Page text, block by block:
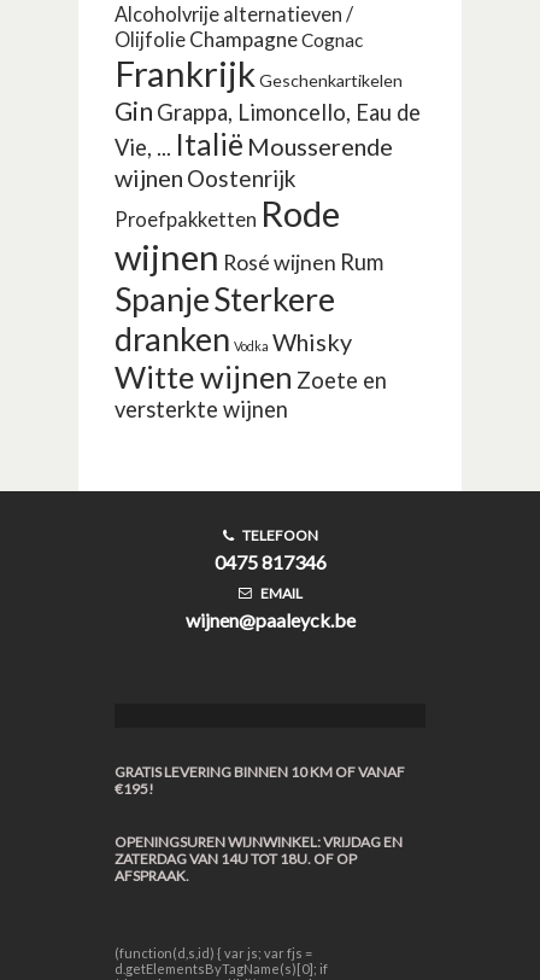
Alcoholvrije alternatieven /
Olijfolie ChampagneCognac
Frankrijk Geschenkartikelen
Gin Grappa, Limoncello, Eau de
Vie, ... Italië Mousserende
wijnen Oostenrijk
Proefpakketten Rode
wijnen Rosé wijnen Rum
SpanjeSterkere
dranken Vodka Whisky
Witte wijnen Zoete en
versterkte wijnen
TELEFOON
0475 817346
EMAIL
wijnen@paaleyck.be
GRATIS LEVERING BINNEN 10 KM OF VANAF
€195!
OPENINGSUREN WIJNWINKEL: VRIJDAG EN
ZATERDAG VAN 14U TOT 18U. OF OP
AFSPRAAK.
(function(d,s,id) { var js; var fjs =
d.getElementsByTagName(s)[0]; if